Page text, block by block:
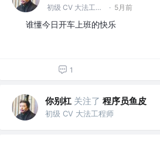
初级 CV 大法工程师 · 5月前
谁懂今日开车上班的快乐
1
你别杠 关注了 程序员鱼皮
初级 CV 大法工程师